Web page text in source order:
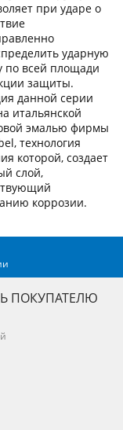
при ударе о
ударную
по всей площади
защиты.
данной серии
итальянской
эмалью фирмы
технология
которой, создает
слой,
коррозии.
ПОКУПАТЕЛЮ